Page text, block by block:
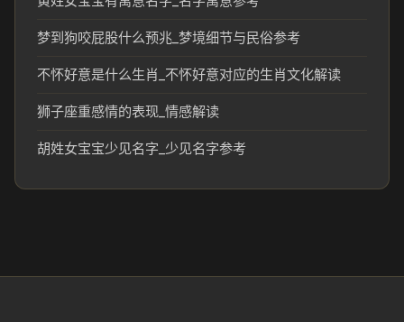
梦到狗咬屁股什么预兆_梦境细节与民俗参考
不怀好意是什么生肖_不怀好意对应的生肖文化解读
狮子座重感情的表现_情感解读
胡姓女宝宝少见名字_少见名字参考